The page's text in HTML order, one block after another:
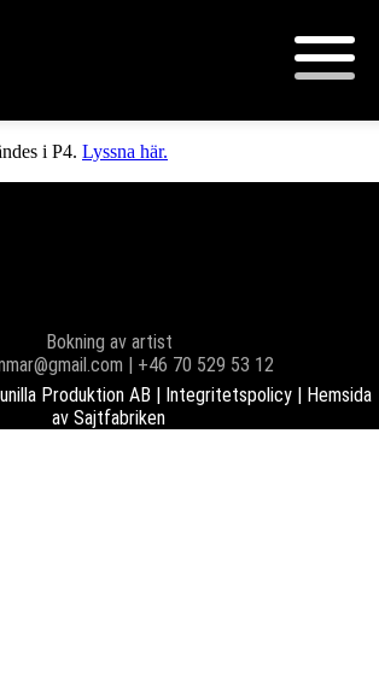
på Sveriges
i P4. Lyssna här.
Bokning av artist
| +46 70 529 53 12
Produktion AB | Integritetspolicy| Hemsida
av Sajtfabriken